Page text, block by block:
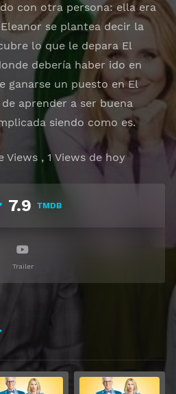
con otra persona: ella era
se plantea decir la
lo que le depara El
debería haber ido en
ganarse un puesto en El
aprender a ser buena
siendo como es.
Views , 1 Views de hoy
7.9 TMDB
Trailer
Ver